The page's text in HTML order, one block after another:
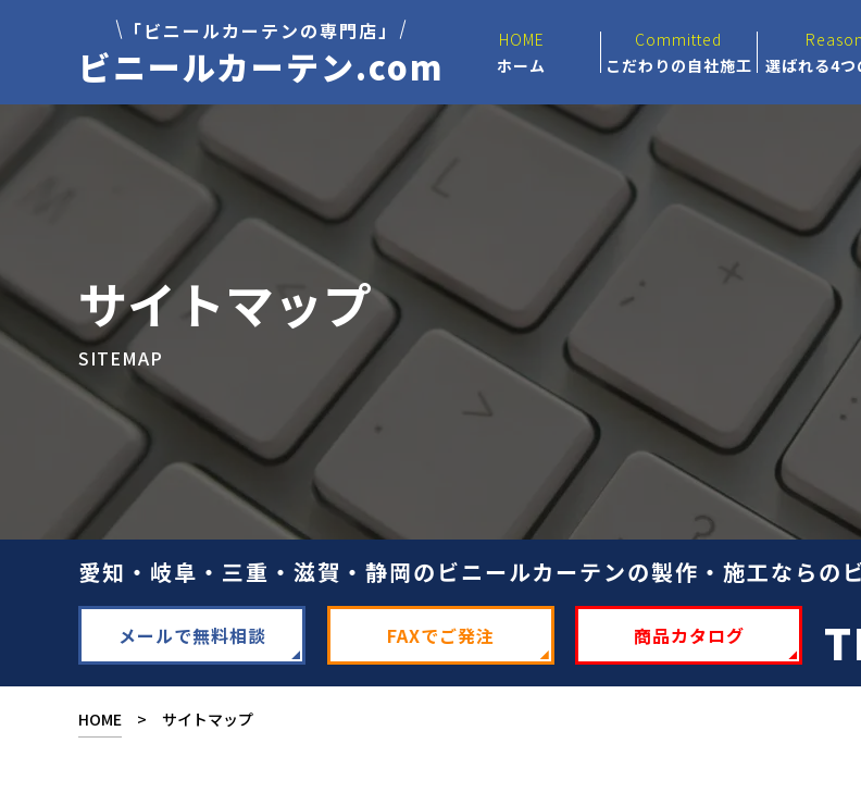
「ビニールカーテンの専門店」
ビニールカーテン.com
HOME
ホーム
Committed
こだわりの自社施工
Reason
選ばれる4つ
サイトマップ
SITEMAP
愛知・岐阜・三重・滋賀・静岡のビニールカーテンの製作・施工ならの
メールで無料相談 FAXでご発注 商品カタログ
HOME > サイトマップ